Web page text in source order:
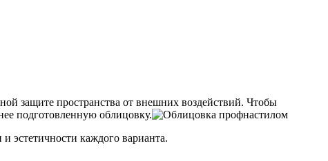
защите пространства от внешних воздействий. Чтобы
подготовленную облицовку.
эстетичности каждого варианта.